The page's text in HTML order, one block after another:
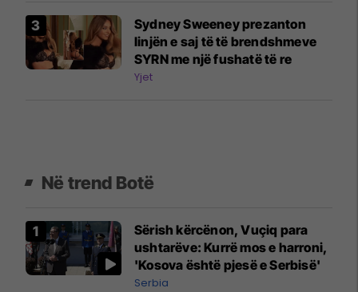
Sydney Sweeney prezanton
linjën e saj të të brendshmeve
SYRN me një fushatë të re
Yjet
Në trend Botë
Sërish kërcënon, Vuçiq para
ushtarëve: Kurrë mos e harroni,
'Kosova është pjesë e Serbisë'
Serbia